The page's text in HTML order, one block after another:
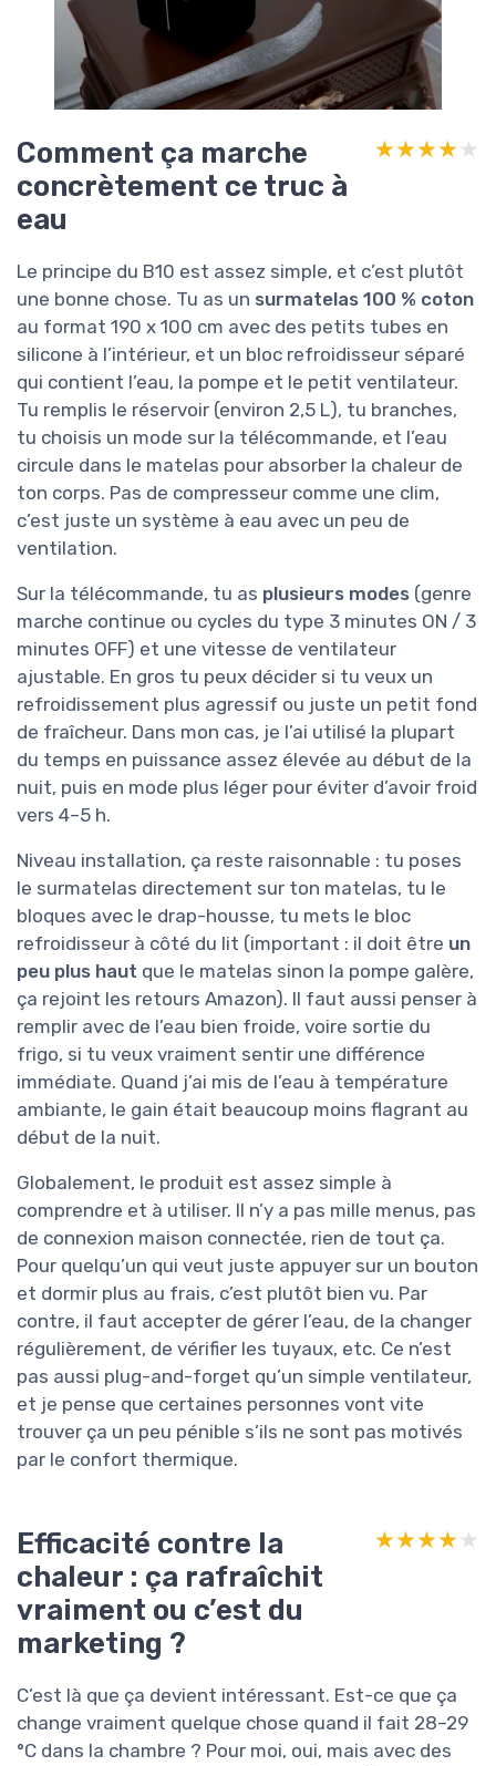
Comment ça marche
concrètement ce truc à
eau
★★★★★
★★★★★
Le principe du B10 est assez simple, et c’est plutôt
une bonne chose. Tu as un surmatelas 100 % coton
au format 190 x 100 cm avec des petits tubes en
silicone à l’intérieur, et un bloc refroidisseur séparé
qui contient l’eau, la pompe et le petit ventilateur.
Tu remplis le réservoir (environ 2,5 L), tu branches,
tu choisis un mode sur la télécommande, et l’eau
circule dans le matelas pour absorber la chaleur de
ton corps. Pas de compresseur comme une clim,
c’est juste un système à eau avec un peu de
ventilation.
Sur la télécommande, tu as plusieurs modes (genre
marche continue ou cycles du type 3 minutes ON / 3
minutes OFF) et une vitesse de ventilateur
ajustable. En gros tu peux décider si tu veux un
refroidissement plus agressif ou juste un petit fond
de fraîcheur. Dans mon cas, je l’ai utilisé la plupart
du temps en puissance assez élevée au début de la
nuit, puis en mode plus léger pour éviter d’avoir froid
vers 4–5 h.
Niveau installation, ça reste raisonnable : tu poses
le surmatelas directement sur ton matelas, tu le
bloques avec le drap-housse, tu mets le bloc
refroidisseur à côté du lit (important : il doit être un
peu plus haut que le matelas sinon la pompe galère,
ça rejoint les retours Amazon). Il faut aussi penser à
remplir avec de l’eau bien froide, voire sortie du
frigo, si tu veux vraiment sentir une différence
immédiate. Quand j’ai mis de l’eau à température
ambiante, le gain était beaucoup moins flagrant au
début de la nuit.
Globalement, le produit est assez simple à
comprendre et à utiliser. Il n’y a pas mille menus, pas
de connexion maison connectée, rien de tout ça.
Pour quelqu’un qui veut juste appuyer sur un bouton
et dormir plus au frais, c’est plutôt bien vu. Par
contre, il faut accepter de gérer l’eau, de la changer
régulièrement, de vérifier les tuyaux, etc. Ce n’est
pas aussi plug-and-forget qu’un simple ventilateur,
et je pense que certaines personnes vont vite
trouver ça un peu pénible s’ils ne sont pas motivés
par le confort thermique.
Efficacité contre la
chaleur : ça rafraîchit
vraiment ou c’est du
marketing ?
★★★★★
★★★★★
C’est là que ça devient intéressant. Est-ce que ça
change vraiment quelque chose quand il fait 28–29
°C dans la chambre ? Pour moi, oui, mais avec des